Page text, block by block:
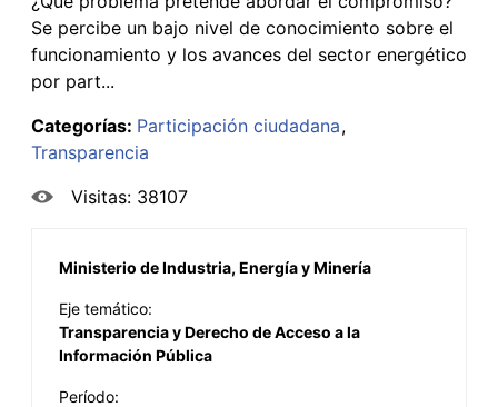
Se percibe un bajo nivel de conocimiento sobre el
funcionamiento y los avances del sector energético
por part...
Categorías: Participación ciudadana
Transparencia
Visitas: 38107
Ministerio de Industria, Energía y Minería
Eje temático:
Transparencia y Derecho de Acceso a la
Información Pública
Período: